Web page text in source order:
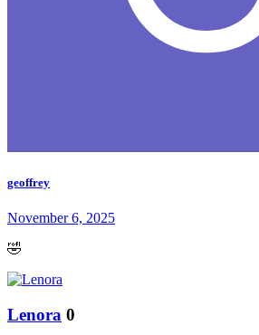
geoffrey
November 6, 2025
🤣
Lenora 0